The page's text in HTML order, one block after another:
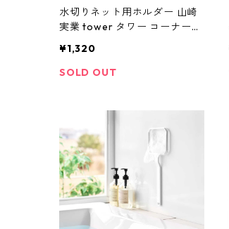
水切りネット用ホルダー 山崎
実業 tower タワー コーナーに
スクエア 10205 ホワイト
¥1,320
SOLD OUT